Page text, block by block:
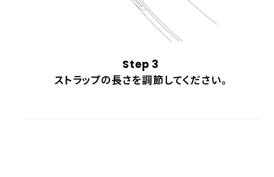
Step 3
ストラップの長さを調節してください。